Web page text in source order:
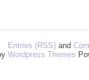
Entries (RSS)and
Wordpress Themes